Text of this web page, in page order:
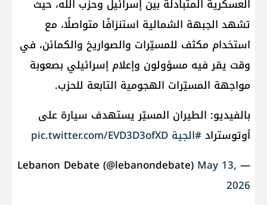
العسكرية المتبادلة بين إسرائيل وحزب الله، حيث
تشهد الجبهة الشمالية استنزافًا متواصلًا، مع
استخدام مكثف للمسيّرات والصواريخ والكمائن، في
وقت يقر فيه مسؤولون وإعلام إسرائيلي بصعوبة
مواجهة المسيّرات الهجومية التابعة للحزب.
بالفيديو: الطيران المسيّر يستهدف سيارة على
أوتوستراد#الجية pic.twitter.com/EVD3D3ofXD
— Lebanon Debate (@lebanondebate)
May 13,
2026